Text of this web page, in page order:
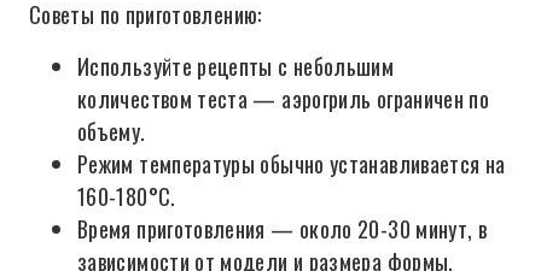
Советы по приготовлению:
Используйте рецепты с небольшим
количеством теста — аэрогриль ограничен по
объему.
Режим температуры обычно устанавливается на
160-180°C.
Время приготовления — около 20-30 минут, в
зависимости от модели и размера формы.